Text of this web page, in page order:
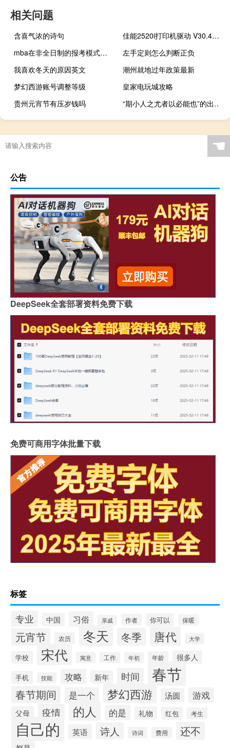
相关问题
含喜气浓的诗句
佳能2520i打印机驱动 V30.40 官方版（佳能2520i打印机驱动 V30.40 官方版功能简介）
mba在非全日制的报考模式下可以线上上课吗
左手定则怎么判断正负
我喜欢冬天的原因英文
潮州就地过年政策最新
梦幻西游账号调整等级
皇家电玩城攻略
贵州元宵节有压岁钱吗
“期小人之尤者以必能也”的出处是哪里
☚
公告
DeepSeek全套部署资料免费下载
免费可商用字体批量下载
标签
专业 中国 习俗 亲戚 作者 你可以 保暖
元宵节 农历 冬天 冬季 唐代 大学
学校 宋代 寓意 工作 年初 年龄 很多人
手机 技能 攻略 新年 时间 春节
春节期间 是一个 梦幻西游 汤圆 游戏
父母 疫情 的人 的是 礼物 红包 考生
自己的 英语 诗人 诗词 费用 还不